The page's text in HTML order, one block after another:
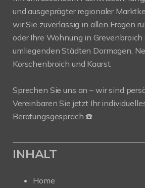
und ausgeprägter regionaler
wir Sie zuverlässig in allen Fragen
oder Ihre Wohnung in
umliegenden Städten Dormagen,
Korschenbroich und Kaarst.
Sprechen Sie uns an – wir sind
Vereinbaren Sie jetzt Ihr
Beratungsgespräch ☎️
INHALT
Home